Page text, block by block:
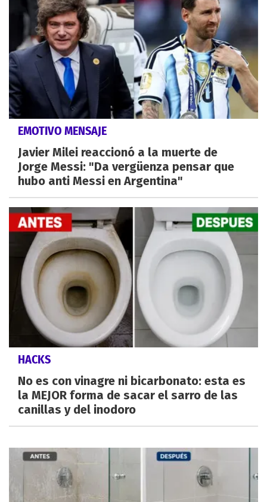
EMOTIVO MENSAJE
Javier Milei reaccionó a la muerte de
Jorge Messi: "Da vergüenza pensar que
hubo anti Messi en Argentina"
HACKS
No es con vinagre ni bicarbonato: esta es
la MEJOR forma de sacar el sarro de las
canillas y del inodoro